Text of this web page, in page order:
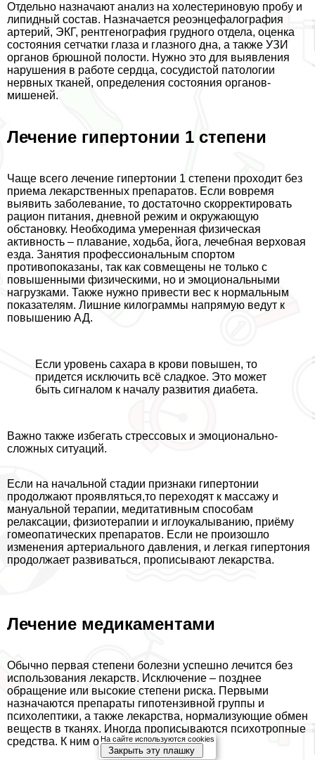
Отдельно назначают анализ на холестериновую пробу и
липидный состав. Назначается реоэнцефалография
артерий, ЭКГ, рентгенография грудного отдела, оценка
состояния сетчатки глаза и глазного дна, а также УЗИ
органов брюшной полости. Нужно это для выявления
нарушения в работе сердца, сосудистой патологии
нервных тканей, определения состояния органов-
мишеней.
Лечение гипертонии 1 степени
Чаще всего лечение гипертонии 1 степени проходит без
приема лекарственных препаратов. Если вовремя
выявить заболевание, то достаточно скорректировать
рацион питания, дневной режим и окружающую
обстановку. Необходима умеренная физическая
активность – плавание, ходьба, йога, лечебная верховая
езда. Занятия профессиональным спортом
противопоказаны, так как совмещены не только с
повышенными физическими, но и эмоциональными
нагрузками. Также нужно привести вес к нормальным
показателям. Лишние килограммы напрямую ведут к
повышению АД.
Если уровень сахара в крови повышен, то
придется исключить всё сладкое. Это может
быть сигналом к началу развития диабета.
Важно также избегать стрессовых и эмоционально-
сложных ситуаций.
Если на начальной стадии признаки гипертонии
продолжают проявляться,то переходят к массажу и
мануальной терапии, медитативным способам
релаксации, физиотерапии и иглоукалыванию, приёму
гомеопатических препаратов. Если не произошло
изменения артериального давления, и легкая гипертония
продолжает развиваться, прописывают лекарства.
Лечение медикаментами
Обычно первая степени болезни успешно лечится без
использования лекарств. Исключение – позднее
обращение или высокие степени риска. Первыми
назначаются препараты гипотензивной группы и
психолептики, а также лекарства, нормализующие обмен
веществ в тканях. Иногда прописываются психотропные
средства. К ним относят:На сайте используются cookies
Закрыть эту плашку